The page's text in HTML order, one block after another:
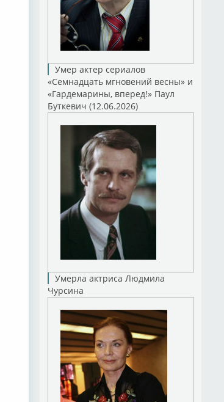
Умер актер сериалов
«Семнадцать мгновений весны» и
«Гардемарины, вперед!» Паул
Буткевич (12.06.2026)
Умерла актриса Людмила
Чурсина